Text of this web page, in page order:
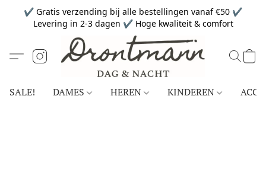
✔ Gratis verzending bij alle bestellingen vanaf €50 ✔
Levering in 2-3 dagen ✔ Hoge kwaliteit & comfort
SALE! DAMES HEREN KINDEREN